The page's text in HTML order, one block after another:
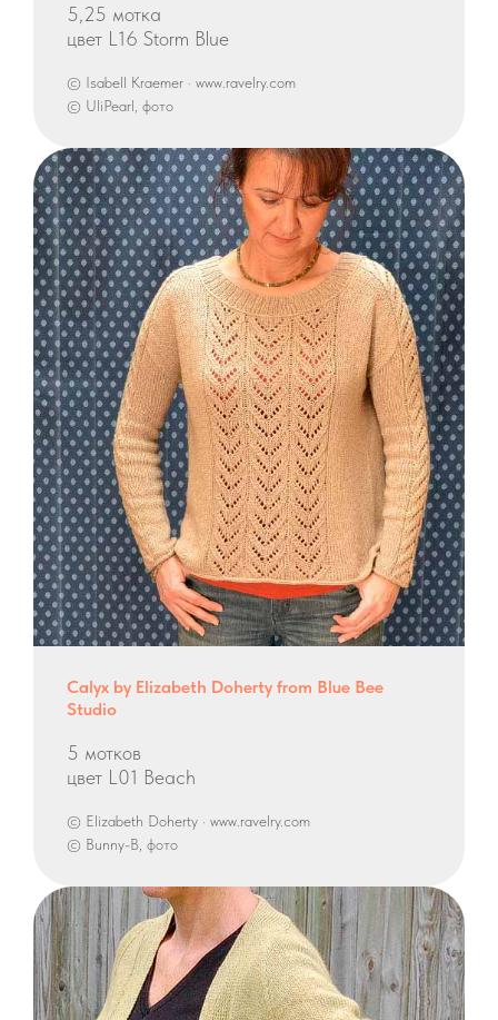
5,25 мотка
цвет L16 Storm Blue
© Isabell Kraemer · www.ravelry.com
© UliPearl, фото
Calyx by Elizabeth Doherty from Blue Bee
Studio
5 мотков
цвет L01 Beach
© Elizabeth Doherty · www.ravelry.com
© Bunny-B, фото